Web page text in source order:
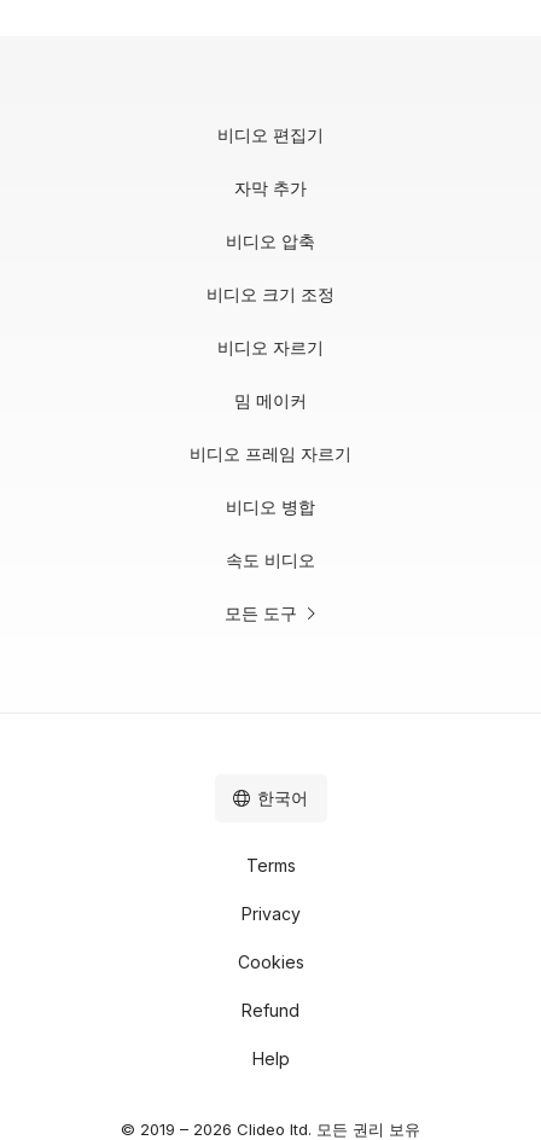
비디오 편집기
자막 추가
비디오 압축
비디오 크기 조정
비디오 자르기
밈 메이커
비디오 프레임 자르기
비디오 병합
속도 비디오
모든 도구
© 2019 – 2026 Clideo ltd. 모든 권리 보유
Terms
Privacy
Cookies
Refund
Help
한국어